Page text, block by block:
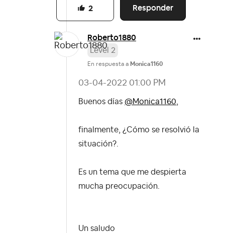
Responder
2
Roberto1880
Level 2
En respuesta a Monica1160
‎03-04-2022 01:00 PM
Buenos días @Monica1160
finalmente, ¿Cómo se resolvió la
situación?.
Es un tema que me despierta
mucha preocupación.
Un saludo